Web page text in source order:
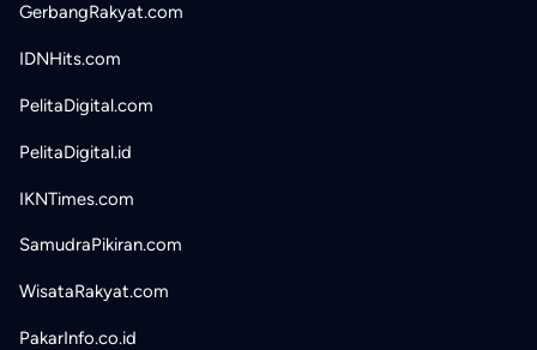
GerbangRakyat.com
IDNHits.com
PelitaDigital.com
PelitaDigital.id
IKNTimes.com
SamudraPikiran.com
WisataRakyat.com
PakarInfo.co.id